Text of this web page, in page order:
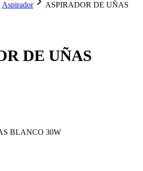
Aspirador
ASPIRADOR DE UÑAS
DE UÑAS
BLANCO 30W